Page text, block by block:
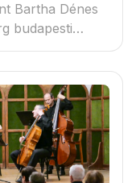
Bartha Dénes
budapesti
A fotón a
jobb oldalt